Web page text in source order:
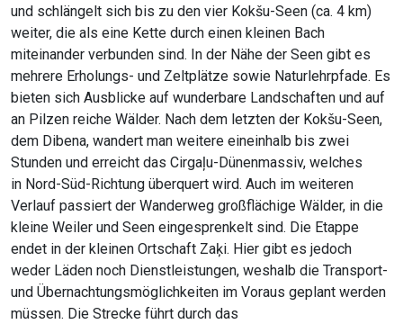
und schlängelt sich bis zu den vier Kokšu-Seen (ca. 4 km)
weiter, die als eine Kette durch einen kleinen Bach
miteinander verbunden sind. In der Nähe der Seen gibt es
mehrere Erholungs- und Zeltplätze sowie Naturlehrpfade. Es
bieten sich Ausblicke auf wunderbare Landschaften und auf
an Pilzen reiche Wälder. Nach dem letzten der Kokšu-Seen,
dem Dibena, wandert man weitere eineinhalb bis zwei
Stunden und erreicht das Cirgaļu-Dünenmassiv, welches
in Nord-Süd-Richtung überquert wird. Auch im weiteren
Verlauf passiert der Wanderweg großflächige Wälder, in die
kleine Weiler und Seen eingesprenkelt sind. Die Etappe
endet in der kleinen Ortschaft Zaķi. Hier gibt es jedoch
weder Läden noch Dienstleistungen, weshalb die Transport-
und Übernachtungsmöglichkeiten im Voraus geplant werden
müssen. Die Strecke führt durch das